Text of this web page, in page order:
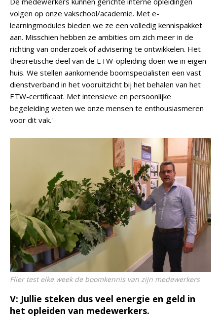
volgen op onze vakschool/academie. Met e-
learningmodules bieden we ze een volledig kennispakket
aan. Misschien hebben ze ambities om zich meer in de
richting van onderzoek of advisering te ontwikkelen. Het
theoretische deel van de ETW-opleiding doen we in eigen
huis. We stellen aankomende boomspecialisten een vast
dienstverband in het vooruitzicht bij het behalen van het
ETW-certificaat. Met intensieve en persoonlijke
begeleiding weten we onze mensen te enthousiasmeren
voor dit vak.'
Flier test elke week de boomkennis van zijn medewerkers
V: Jullie steken dus veel energie en geld in
het opleiden van medewerkers.